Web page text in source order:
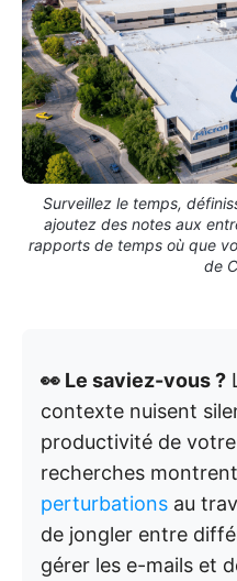
Surveillez le temps,
ajoutez des notes aux
rapports de temps où que
de
👀 Le saviez-vous ?
contexte nuisent
productivité de
recherches
perturbations au
de jongler entre
gérer les e-mails et